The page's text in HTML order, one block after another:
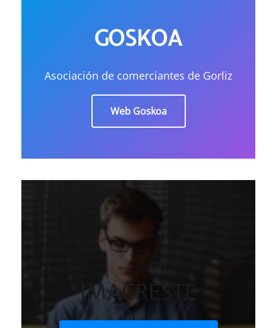
GOSKOA
Asociación de comerciantes de Gorliz
Web Goskoa
IMACRESTE